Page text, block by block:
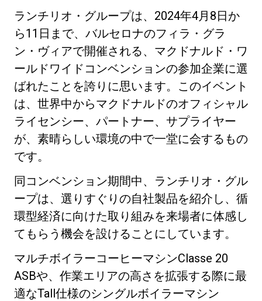
ランチリオ・グループは、2024年4月8日か
ら11日まで、バルセロナのフィラ・グラ
ン・ヴィアで開催される、マクドナルド・ワ
ールドワイドコンベンションの参加企業に選
ばれたことを誇りに思います。このイベント
は、世界中からマクドナルドのオフィシャル
ライセンシー、パートナー、サプライヤー
が、素晴らしい環境の中で一堂に会するもの
です。
同コンベンション期間中、ランチリオ・グル
ープは、選りすぐりの自社製品を紹介し、循
環型経済に向けた取り組みを来場者に体感し
てもらう機会を設けることにしています。
マルチボイラーコーヒーマシンClasse 20
ASBや、作業エリアの高さを拡張する際に最
適なTall仕様のシングルボイラーマシン
研究室紹介
サスティナビリティ
接続
お問い合わせ
プライバシーポリシー